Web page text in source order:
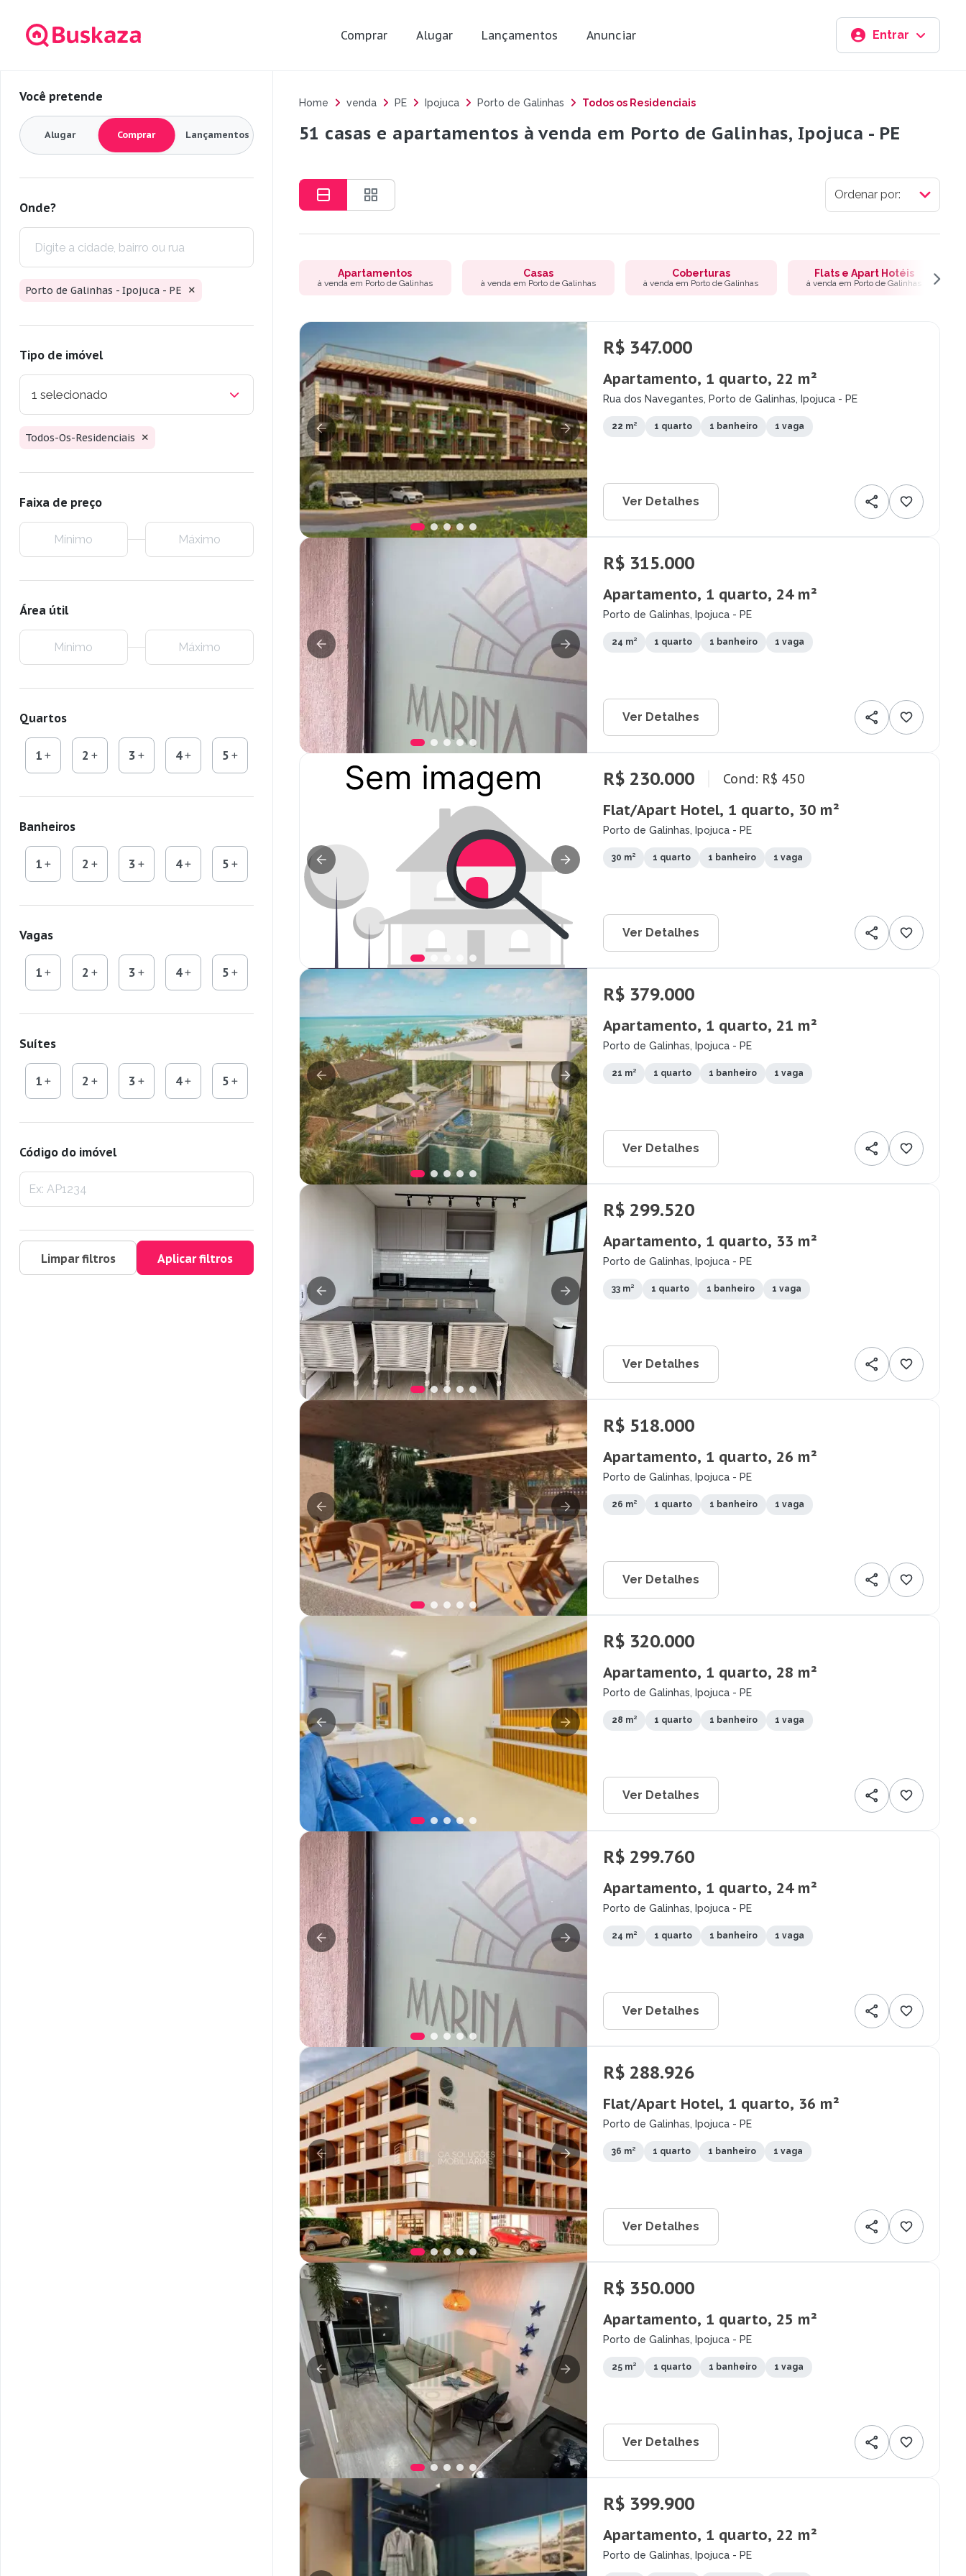
Comprar Alugar Lançamentos Anunciar Entrar
Você pretende
Alugar Comprar Lançamentos
Onde?
Porto de Galinhas - Ipojuca - PE
Tipo de imóvel
1 selecionado
Todos-Os-Residenciais
Faixa de preço
Área útil
Quartos
1 2 3 4 5
Banheiros
1 2 3 4 5
Vagas
1 2 3 4 5
Suítes
1 2 3 4 5
Código do imóvel
Limpar filtros Aplicar filtros
Home venda PE Ipojuca Porto de Galinhas Todos os Residenciais
51 casas e apartamentos à venda em Porto de Galinhas, Ipojuca - PE
Apartamentos
à venda em Porto de Galinhas
Casas
à venda em Porto de Galinhas
Coberturas
à venda em Porto de Galinhas
Flats e Apart Hotéis
à venda em Porto de Galinhas
R$ 347.000
Apartamento, 1 quarto, 22 m²
Rua dos Navegantes, Porto de Galinhas, Ipojuca - PE
22 m² 1 quarto 1 banheiro 1 vaga
Ver Detalhes
R$ 315.000
Apartamento, 1 quarto, 24 m²
Porto de Galinhas, Ipojuca - PE
24 m² 1 quarto 1 banheiro 1 vaga
Ver Detalhes
R$ 230.000 Cond: R$ 450
Flat/Apart Hotel, 1 quarto, 30 m²
Porto de Galinhas, Ipojuca - PE
30 m² 1 quarto 1 banheiro 1 vaga
Ver Detalhes
R$ 379.000
Apartamento, 1 quarto, 21 m²
Porto de Galinhas, Ipojuca - PE
21 m² 1 quarto 1 banheiro 1 vaga
Ver Detalhes
R$ 299.520
Apartamento, 1 quarto, 33 m²
Porto de Galinhas, Ipojuca - PE
33 m² 1 quarto 1 banheiro 1 vaga
Ver Detalhes
R$ 518.000
Apartamento, 1 quarto, 26 m²
Porto de Galinhas, Ipojuca - PE
26 m² 1 quarto 1 banheiro 1 vaga
Ver Detalhes
R$ 320.000
Apartamento, 1 quarto, 28 m²
Porto de Galinhas, Ipojuca - PE
28 m² 1 quarto 1 banheiro 1 vaga
Ver Detalhes
R$ 299.760
Apartamento, 1 quarto, 24 m²
Porto de Galinhas, Ipojuca - PE
24 m² 1 quarto 1 banheiro 1 vaga
Ver Detalhes
R$ 288.926
Flat/Apart Hotel, 1 quarto, 36 m²
Porto de Galinhas, Ipojuca - PE
36 m² 1 quarto 1 banheiro 1 vaga
Ver Detalhes
R$ 350.000
Apartamento, 1 quarto, 25 m²
Porto de Galinhas, Ipojuca - PE
25 m² 1 quarto 1 banheiro 1 vaga
Ver Detalhes
R$ 399.900
Apartamento, 1 quarto, 22 m²
Porto de Galinhas, Ipojuca - PE